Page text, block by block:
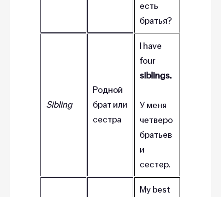
есть
братья?
Sibling
Родной
брат или
сестра
I have
four
siblings.
У меня
четверо
братьев
и
сестер.
My best